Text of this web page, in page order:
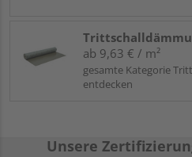
ab 9,63 € / m²
gesamte Kategorie
entdecken
Unsere